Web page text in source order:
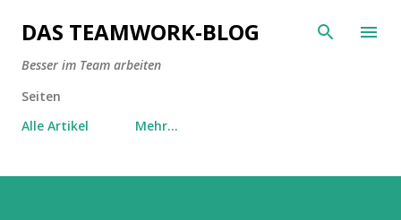
Direkt zum Hauptbereich
DAS TEAMWORK-BLOG
Besser im Team arbeiten
Seiten
Alle Artikel
Mehr…